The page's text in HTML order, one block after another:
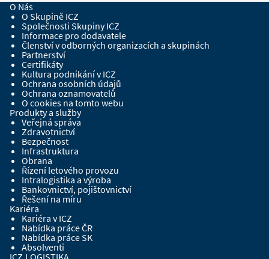
O Nás
O Skupině ICZ
Společnosti Skupiny ICZ
Informace pro dodavatele
Členství v odborných organizacích a skupinách
Partnerství
Certifikáty
Kultura podnikání v ICZ
Ochrana osobních údajů
Ochrana oznamovatelů
O cookies na tomto webu
Produkty a služby
Veřejná správa
Zdravotnictví
Bezpečnost
Infrastruktura
Obrana
Řízení letového provozu
Intralogistika a výroba
Bankovnictví, pojišťovnictví
Řešení na míru
Kariéra
Kariéra v ICZ
Nabídka práce ČR
Nabídka práce SK
Absolventi